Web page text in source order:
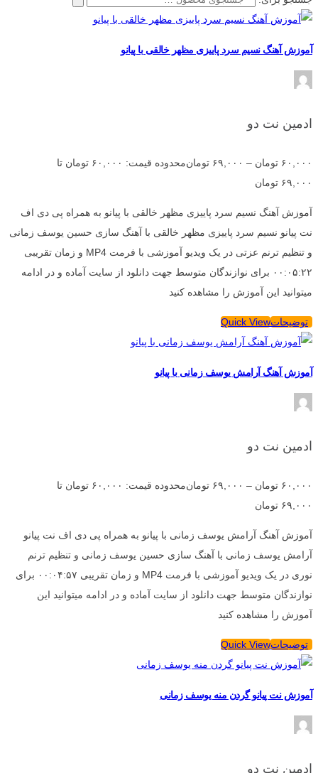
آموزش آهنگ نسیم سرد پاییزی مظهر خالقی با پیانو
ادمین نت دو
۶۰,۰۰۰ تومان – ۶۹,۰۰۰ تومان
محدوده قیمت: ۶۰,۰۰۰ تومان تا
۶۹,۰۰۰ تومان
آموزش آهنگ نسیم سرد پاییزی مظهر خالقی با پیانو به همراه پی دی اف
نت پیانو نسیم سرد پاییزی مظهر خالقی با آهنگ سازی حسین یوسف زمانی
و تنظیم ترنم عزتی در یک ویدیو آموزشی با فرمت MP4 و زمان تقریبی
۰۰:۰۵:۲۲ برای نوازندگان متوسط جهت دانلود از سایت آماده و در ادامه
میتوانید این آموزش را مشاهده کنید
توضیحاتQuick View
آموزش آهنگ آرامش یوسف زمانی با پیانو
ادمین نت دو
۶۰,۰۰۰ تومان – ۶۹,۰۰۰ تومان
محدوده قیمت: ۶۰,۰۰۰ تومان تا
۶۹,۰۰۰ تومان
آموزش آهنگ آرامش یوسف زمانی با پیانو به همراه پی دی اف نت پیانو
آرامش یوسف زمانی با آهنگ سازی حسین یوسف زمانی و تنظیم ترنم
نوری در یک ویدیو آموزشی با فرمت MP4 و زمان تقریبی ۰۰:۰۴:۵۷ برای
نوازندگان متوسط جهت دانلود از سایت آماده و در ادامه میتوانید این
آموزش را مشاهده کنید
توضیحاتQuick View
آموزش نت پیانو گردن منه یوسف زمانی
ادمین نت دو